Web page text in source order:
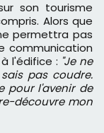
Alors que
permettra pas
communication
l'édifice : "Je ne
pas coudre.
pour l'avenir de
découvre mon